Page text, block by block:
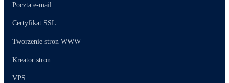
Poczta e-mail
Certyfikat SSL
Tworzenie stron WWW
Kreator stron
VPS